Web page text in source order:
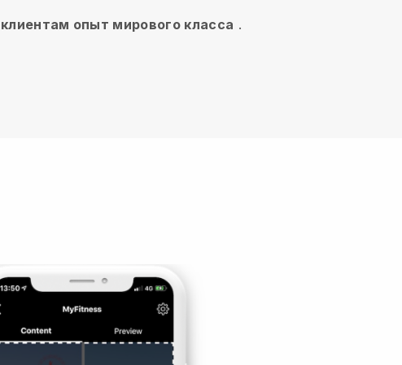
опыт мирового класса .